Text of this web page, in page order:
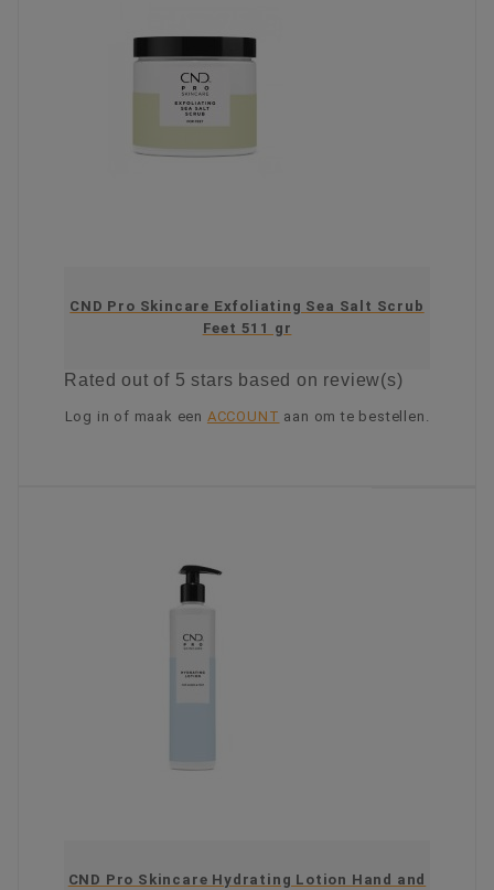
CND Pro Skincare Exfoliating Sea Salt Scrub
Feet 511 gr
Ratedout of 5 stars based on review(s)
Log in of maak een ACCOUNT aan om te bestellen.
CND Pro Skincare Hydrating Lotion Hand and